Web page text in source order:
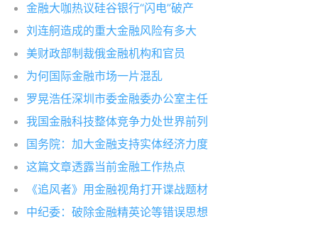
金融大咖热议硅谷银行“闪电”破产
刘连舸造成的重大金融风险有多大
美财政部制裁俄金融机构和官员
为何国际金融市场一片混乱
罗晃浩任深圳市委金融委办公室主任
我国金融科技整体竞争力处世界前列
国务院：加大金融支持实体经济力度
这篇文章透露当前金融工作热点
《追风者》用金融视角打开谍战题材
中纪委：破除金融精英论等错误思想